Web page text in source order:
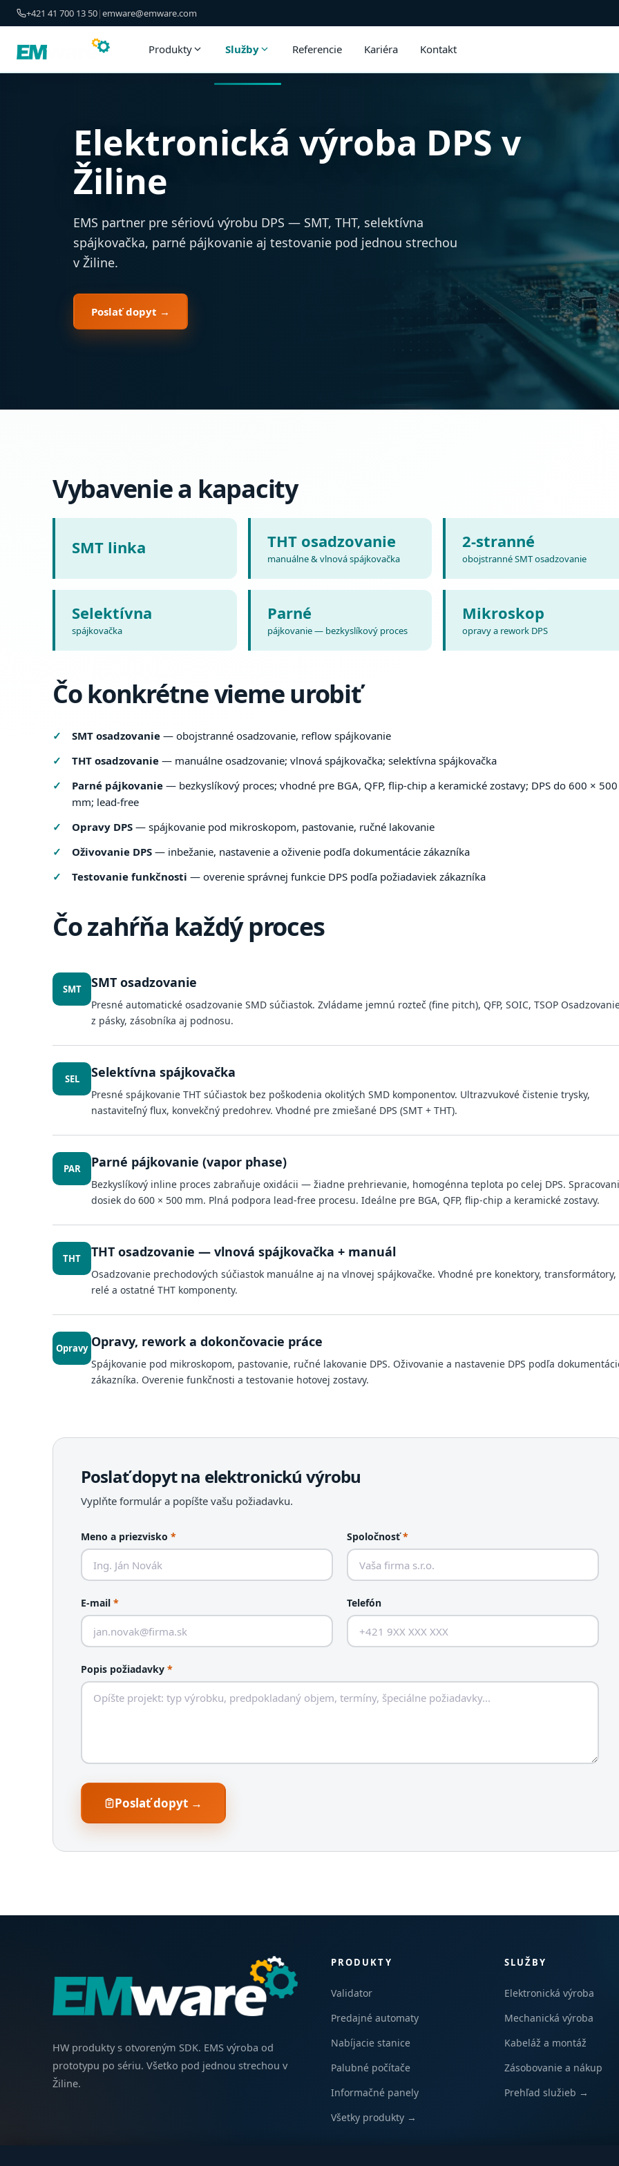
+421 41 700 13 50|emware@emware.com
Produkty Služby Referencie Kariéra Kontakt
Elektronická výroba DPS v
Žiline
EMS partner pre sériovú výrobu DPS — SMT, THT, selektívna
spájkovačka, parné pájkovanie aj testovanie pod jednou strechou
v Žiline.
Poslať dopyt →
Vybavenie a kapacity
SMT linka THT osadzovanie
manuálne & vlnová spájkovačka
2-stranné
obojstranné SMT osadzovanie
Selektívna
spájkovačka
Parné
pájkovanie — bezkyslíkový proces
Mikroskop
opravy a rework DPS
Čo konkrétne vieme urobiť
SMT osadzovanie — obojstranné osadzovanie, reflow spájkovanie
THT osadzovanie — manuálne osadzovanie; vlnová spájkovačka; selektívna spájkovačka
Parné pájkovanie — bezkyslíkový proces; vhodné pre BGA, QFP, flip-chip a keramické zostavy; DPS do 600 × 500
mm; lead-free
Opravy DPS — spájkovanie pod mikroskopom, pastovanie, ručné lakovanie
Oživovanie DPS — inbežanie, nastavenie a oživenie podľa dokumentácie zákazníka
Testovanie funkčnosti — overenie správnej funkcie DPS podľa požiadaviek zákazníka
Čo zahŕňa každý proces
SMT SMT osadzovanie
Presné automatické osadzovanie SMD súčiastok. Zvládame jemnú rozteč (fine pitch), QFP, SOIC, TSOP
z pásky, zásobníka aj podnosu.
SEL Selektívna spájkovačka
Presné spájkovanie THT súčiastok bez poškodenia okolitých SMD komponentov. Ultrazvukové čistenie trysky,
nastaviteľný flux, konvekčný predohrev. Vhodné pre zmiešané DPS (SMT + THT).
PAR Parné pájkovanie (vapor phase)
Bezkyslíkový inline proces zabraňuje oxidácii — žiadne prehrievanie, homogénna teplota po celej DPS.
dosiek do 600 × 500 mm. Plná podpora lead-free procesu. Ideálne pre BGA, QFP, flip-chip a keramické zostavy.
THT THT osadzovanie — vlnová spájkovačka + manuál
Osadzovanie prechodových súčiastok manuálne aj na vlnovej spájkovačke. Vhodné pre konektory, transformátory,
relé a ostatné THT komponenty.
Opravy Opravy, rework a dokončovacie práce
Spájkovanie pod mikroskopom, pastovanie, ručné lakovanie DPS. Oživovanie a nastavenie DPS podľa
zákazníka. Overenie funkčnosti a testovanie hotovej zostavy.
Poslať dopyt na elektronickú výrobu
Vyplňte formulár a popíšte vašu požiadavku.
Meno a priezvisko * Spoločnosť*
E-mail * Telefón
Popis požiadavky *
Poslať dopyt →
HW produkty s otvoreným SDK. EMS výroba od
prototypu po sériu. Všetko pod jednou strechou v
Žiline.
PRODUKTY
Validator
Predajné automaty
Nabíjacie stanice
Palubné počítače
Informačné panely
Všetky produkty →
SLUŽBY
Elektronická výroba
Mechanická výroba
Kabeláž a montáž
Zásobovanie a nákup
Prehľad služieb →